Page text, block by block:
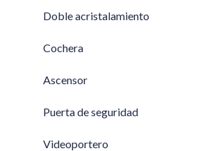
Doble acristalamiento
Cochera
Ascensor
Puerta de seguridad
Videoportero